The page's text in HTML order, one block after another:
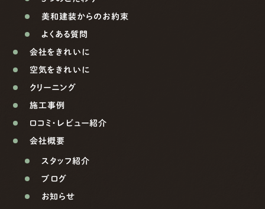
美和建装からのお約束
よくある質問
会社をきれいに
空気をきれいに
クリーニング
施工事例
口コミ・レビュー紹介
会社概要
スタッフ紹介
ブログ
お知らせ